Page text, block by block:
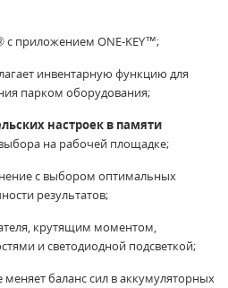
с приложением ONE-KEY™;
инвентарную функцию для
парком оборудования;
настроек в памяти
на рабочей площадке;
с выбором оптимальных
результатов;
крутящим моментом,
и светодиодной подсветкой;
баланс сил в аккумуляторных